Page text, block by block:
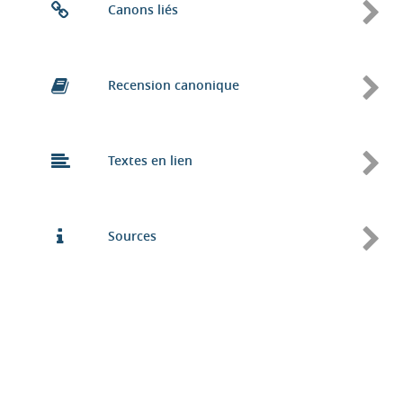
Canons liés
Recension canonique
Textes en lien
Sources